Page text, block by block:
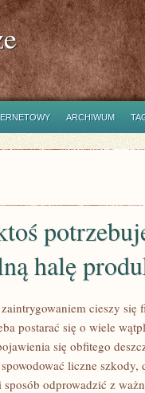
ARCHIWUM
halę
cieszy się
postarać się o wiele
się obfitego
liczne
odprowadzić z